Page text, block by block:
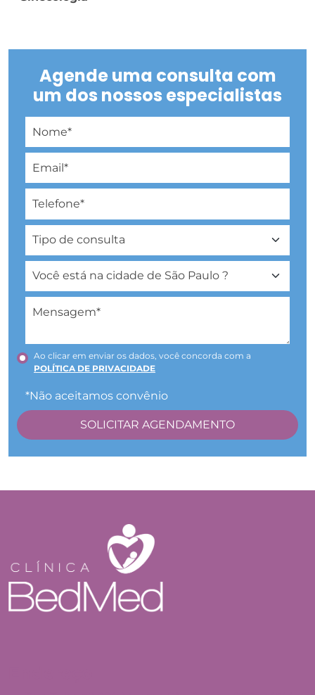
Agende uma consulta com
um dos nossos especialistas
Ao clicar em enviar os dados, você concorda com a
POLÍTICA DE PRIVACIDADE
*Não aceitamos convênio